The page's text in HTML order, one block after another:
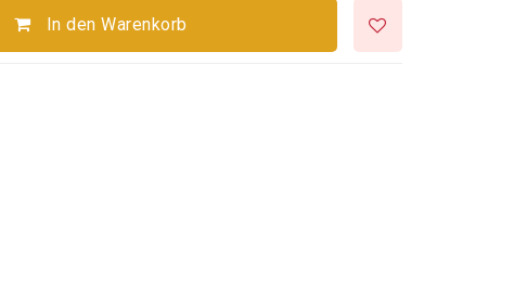
In den Warenkorb